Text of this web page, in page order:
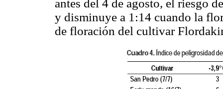
antes del 4 de agosto, el riesgo
y disminuye a 1:14 cuando la
de floración del cultivar